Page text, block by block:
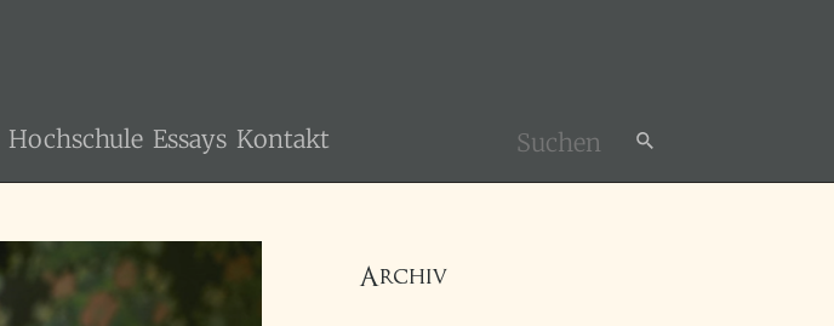
Hochschule Essays Kontakt
Search
Archiv